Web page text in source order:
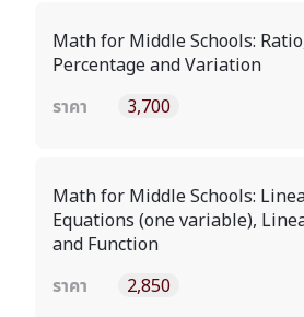
Math for Middle Schools:
Percentage and Variation
ราคา
3,700
Math for Middle Schools:
Equations (one variable),
and Function
ราคา
2,850